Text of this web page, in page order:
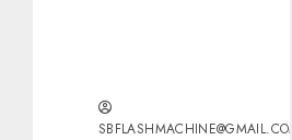
SBFLASHMACHINE@GMAIL.COM